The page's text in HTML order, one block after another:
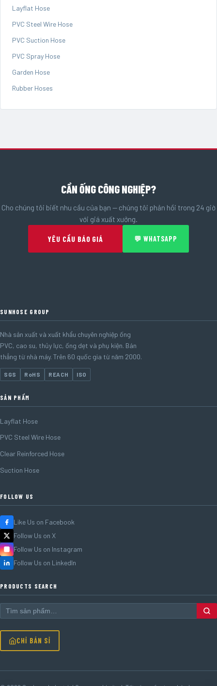
Layflat Hose
PVC Steel Wire Hose
PVC Suction Hose
PVC Spray Hose
Garden Hose
Rubber Hoses
CẦN ỐNG CÔNG NGHIỆP?
Cho chúng tôi biết nhu cầu của bạn — chúng tôi phản hồi trong 24 giờ
với giá xuất xưởng.
YÊU CẦU BÁO GIÁ 💬 WHATSAPP
SUNHOSE GROUP
Nhà sản xuất và xuất khẩu chuyên nghiệp ống
PVC, cao su, thủy lực, ống dẹt và phụ kiện. Bán
thẳng từ nhà máy. Trên 60 quốc gia từ năm 2000.
SGS RoHS REACH ISO
SẢN PHẨM
Layflat Hose
PVC Steel Wire Hose
Clear Reinforced Hose
Suction Hose
FOLLOW US
Like Us on Facebook
Follow Us on X
Follow Us on Instagram
Follow Us on LinkedIn
PRODUCTS SEARCH
CHỈ BÁN SỈ